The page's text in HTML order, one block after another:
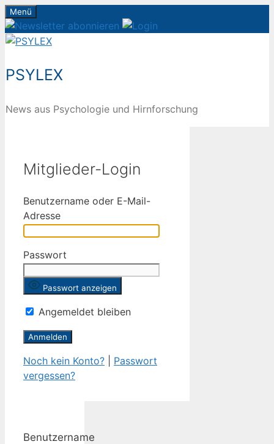
Zum
Inhalt
springen
Menü
PSYLEX
News aus Psychologie und Hirnforschung
Mitglieder-Login
Benutzername oder E-Mail-
Adresse
Passwort
Passwort anzeigen
Angemeldet bleiben
Noch kein Konto?
Passwort
vergessen?
Benutzername